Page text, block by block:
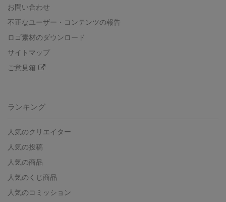
お問い合わせ
不正なユーザー・コンテンツの報告
ロゴ素材のダウンロード
サイトマップ
ご意見箱
ランキング
人気のクリエイター
人気の投稿
人気の商品
人気のくじ商品
人気のコミッション